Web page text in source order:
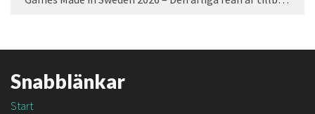
Snabblänkar
Start